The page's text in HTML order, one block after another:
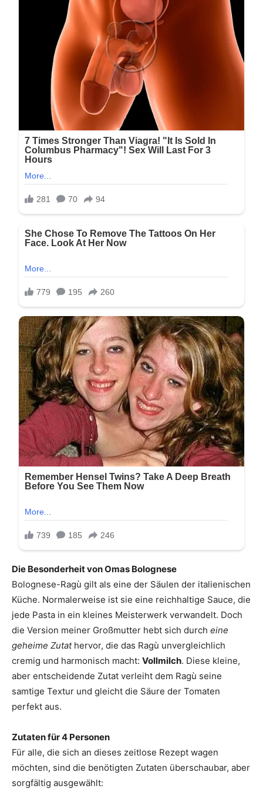
Die Besonderheit von Omas Bolognese
Bolognese-Ragù gilt als eine der Säulen der italienischen
Küche. Normalerweise ist sie eine reichhaltige Sauce, die
jede Pasta in ein kleines Meisterwerk verwandelt. Doch
die Version meiner Großmutter hebt sich durch eine
geheime Zutathervor, die das Ragù unvergleichlich
cremig und harmonisch macht: Vollmilch. Diese kleine,
aber entscheidende Zutat verleiht dem Ragù seine
samtige Textur und gleicht die Säure der Tomaten
perfekt aus.
Zutaten für 4 Personen
Für alle, die sich an dieses zeitlose Rezept wagen
möchten, sind die benötigten Zutaten überschaubar, aber
sorgfältig ausgewählt: